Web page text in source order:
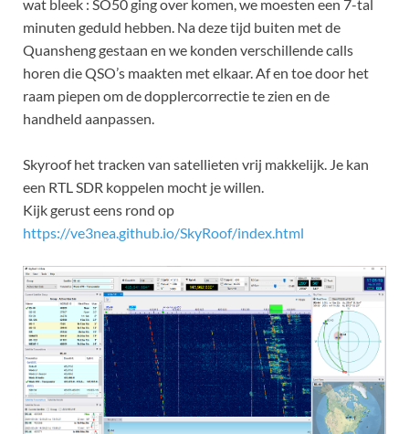
wat bleek : SO50 ging over komen, we moesten een 7-tal
minuten geduld hebben. Na deze tijd buiten met de
Quansheng gestaan en we konden verschillende calls
horen die QSO’s maakten met elkaar. Af en toe door het
raam piepen om de dopplercorrectie te zien en de
handheld aanpassen.
Skyroof het tracken van satellieten vrij makkelijk. Je kan
een RTL SDR koppelen mocht je willen.
Kijk gerust eens rond op
https://ve3nea.github.io/SkyRoof/index.html